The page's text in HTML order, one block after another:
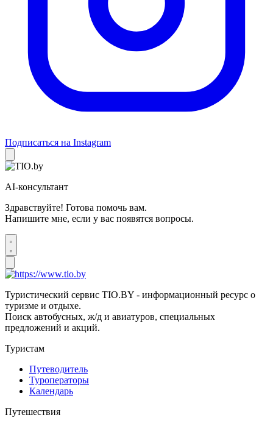
Подписаться на Instagram
AI-консультант
Здравствуйте! Готова помочь вам.
Напишите мне, если у вас появятся вопросы.
Туристический сервис TIO.BY - информационный ресурс о
туризме и отдыхе.
Поиск автобусных, ж/д и авиатуров, специальных
предложений и акций.
Туристам
Путеводитель
Туроператоры
Календарь
Путешествия